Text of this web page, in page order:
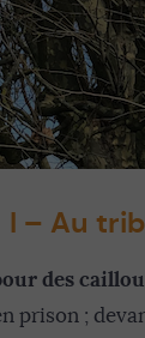
I – Au
des
prison ;